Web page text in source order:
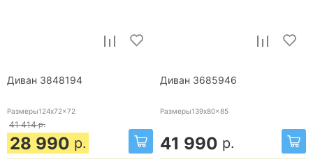
Диван 3848194
Размеры124x72x72
41 414 р.
28 990 р.
Диван 3685946
Размеры139x80x85
41 990 р.